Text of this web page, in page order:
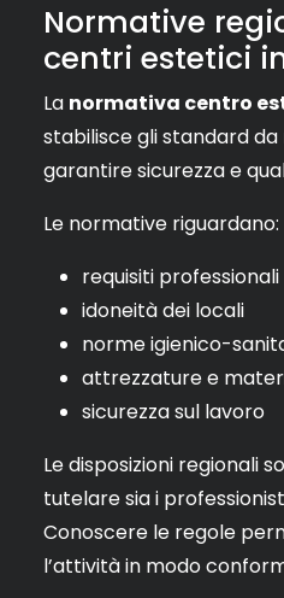
Normative
centri estetici
La normativa centro
stabilisce gli standard
garantire sicurezza e
Le normative riguardano:
requisiti professionali
idoneità dei locali
norme igienico-
attrezzature e
sicurezza sul lavoro
Le disposizioni regionali
tutelare sia i
Conoscere le regole
l’attività in modo